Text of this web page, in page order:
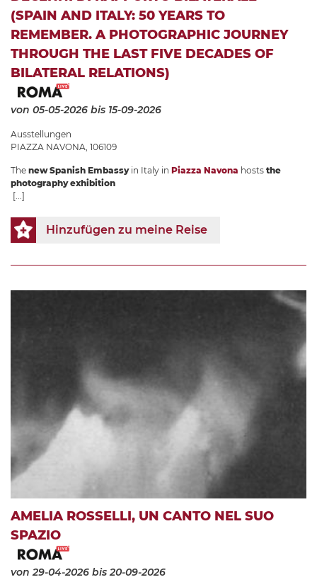
(SPAIN AND ITALY: 50 YEARS TO
REMEMBER. A PHOTOGRAPHIC JOURNEY
THROUGH THE LAST FIVE DECADES OF
BILATERAL RELATIONS)
von 05-05-2026 bis 15-09-2026
Ausstellungen
PIAZZA NAVONA, 106109
The new Spanish Embassyin Italy in Piazza Navona hosts the
photography exhibition
[...]
Hinzufügen zu meine Reise
AMELIA ROSSELLI, UN CANTO NEL SUO
SPAZIO
von 29-04-2026 bis 20-09-2026